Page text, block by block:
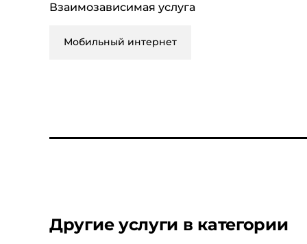
Взаимозависимая услуга
Мобильный интернет
Другие услуги в категории